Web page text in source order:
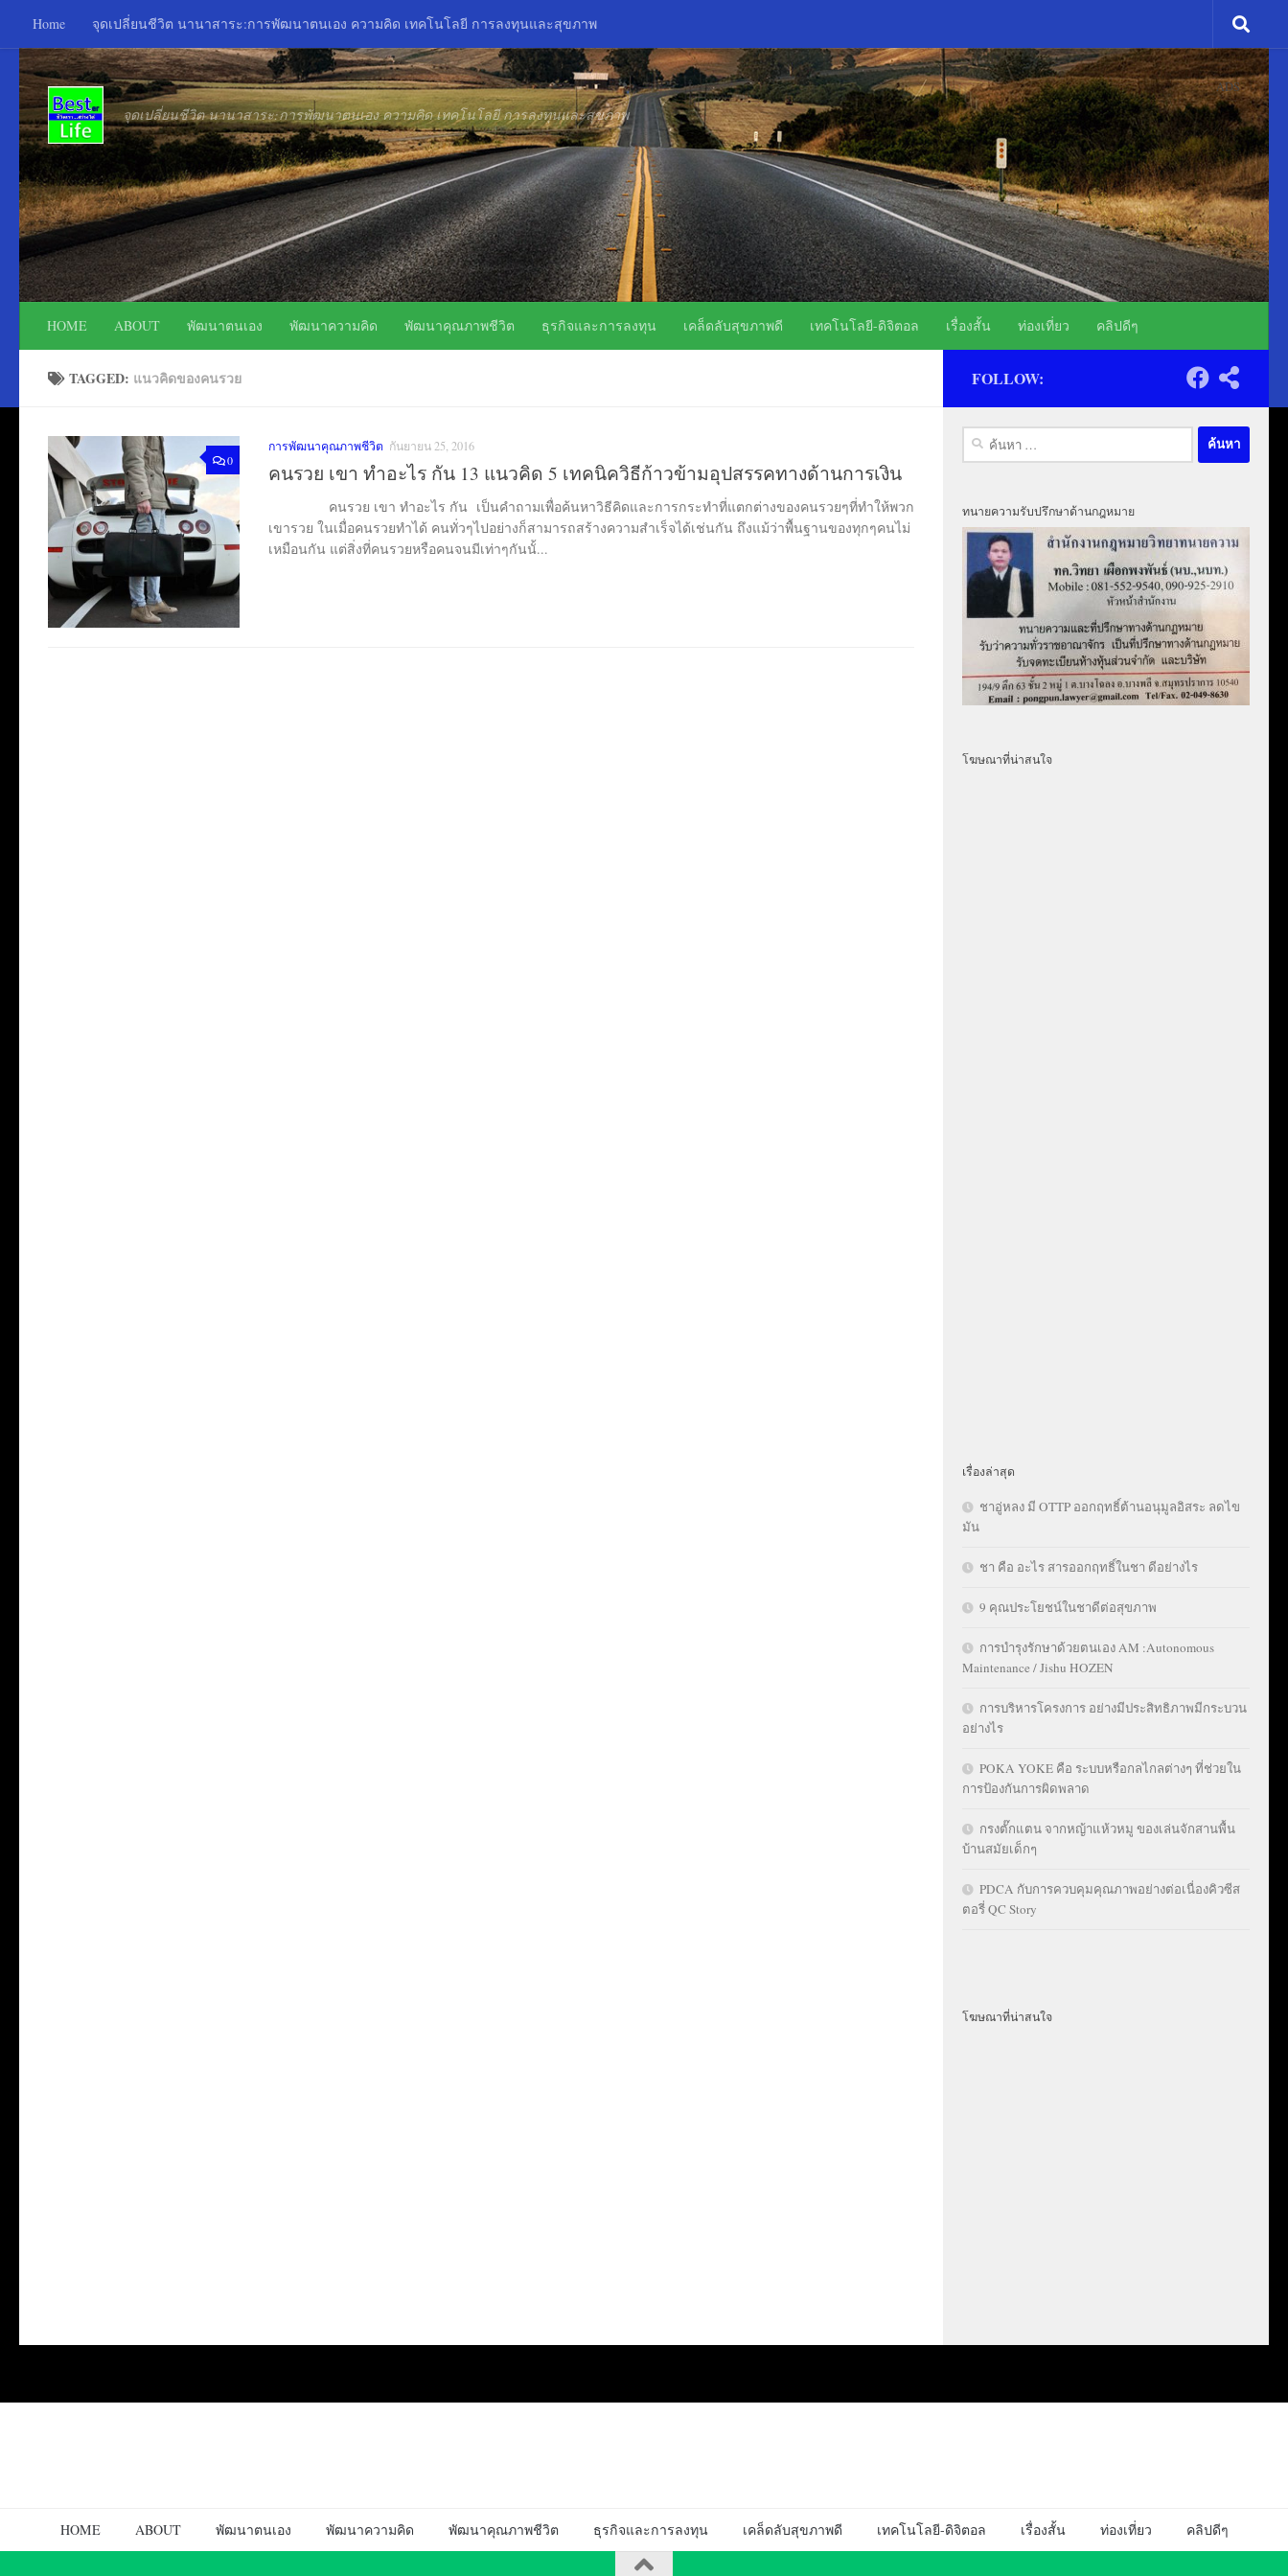
Skip to content
Home จุดเปลี่ยนชีวิต นานาสาระ:การพัฒนาตนเอง ความคิด เทคโนโลยี การลงทุนและสุขภาพ
จุดเปลี่ยนชีวิต นานาสาระ:การพัฒนาตนเอง ความคิด เทคโนโลยี การลงทุนและสุขภาพ
ADS
HOME ABOUT พัฒนาตนเอง พัฒนาความคิด พัฒนาคุณภาพชีวิต ธุรกิจและการลงทุน เคล็ดลับสุขภาพดี เทคโนโลยี-ดิจิตอล เรื่องสั้น ท่องเที่ยว คลิปดีๆ
TAGGED: แนวคิดของคนรวย
0
การพัฒนาคุณภาพชีวิต กันยายน 25, 2016
คนรวย เขา ทำอะไร กัน 13 แนวคิด 5 เทคนิควิธีก้าวข้ามอุปสรรคทางด้านการเงิน
คนรวย เขา ทำอะไร กัน เป็นคำถามเพื่อค้นหาวิธีคิดและการกระทำที่แตกต่างของคนรวยๆที่ทำให้พวก
เขารวย ในเมื่อคนรวยทำได้ คนทั่วๆไปอย่างก็สามารถสร้างความสำเร็จได้เช่นกัน ถึงแม้ว่าพื้นฐานของทุกๆคนไม่
เหมือนกัน แต่สิ่งที่คนรวยหรือคนจนมีเท่าๆกันนั้...
FOLLOW:
ค้นหา
สำหรับ:
ทนายความรับปรึกษาด้านกฎหมาย
โฆษณาที่น่าสนใจ
เรื่องล่าสุด
ชาอู่หลง มี OTTP ออกฤทธิ์ต้านอนุมูลอิสระ ลดไข
มัน
ชา คือ อะไร สารออกฤทธิ์ในชา ดีอย่างไร
9 คุณประโยชน์ในชาดีต่อสุขภาพ
การบำรุงรักษาด้วยตนเอง AM :Autonomous
Maintenance / Jishu HOZEN
การบริหารโครงการ อย่างมีประสิทธิภาพมีกระบวน
อย่างไร
POKA YOKE คือ ระบบหรือกลไกลต่างๆ ที่ช่วยใน
การป้องกันการผิดพลาด
กรงตั๊กแตน จากหญ้าแห้วหมู ของเล่นจักสานพื้น
บ้านสมัยเด็กๆ
PDCA กับการควบคุมคุณภาพอย่างต่อเนื่องคิวซีส
ตอรี่ QC Story
โฆษณาที่น่าสนใจ
HOME ABOUT พัฒนาตนเอง พัฒนาความคิด พัฒนาคุณภาพชีวิต ธุรกิจและการลงทุน เคล็ดลับสุขภาพดี เทคโนโลยี-ดิจิตอล เรื่องสั้น ท่องเที่ยว คลิปดีๆ